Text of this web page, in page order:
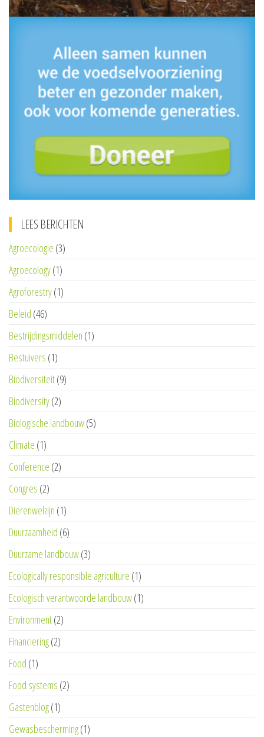
LEES BERICHTEN
Agroecologie (3)
Agroecology(1)
Agroforestry(1)
Beleid (46)
Bestrijdingsmiddelen (1)
Bestuivers (1)
Biodiversiteit(9)
Biodiversity(2)
Biologische landbouw(5)
Climate (1)
Conference (2)
Congres (2)
Dierenwelzijn (1)
Duurzaamheid (6)
Duurzame landbouw(3)
Ecologically responsible agriculture (1)
Ecologisch verantwoorde landbouw(1)
Environment(2)
Financiering(2)
Food (1)
Food systems (2)
Gastenblog(1)
Gewasbescherming(1)